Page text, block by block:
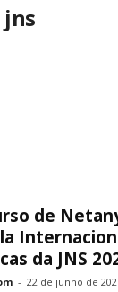
jns
de
da JNS
- 22 de junho de